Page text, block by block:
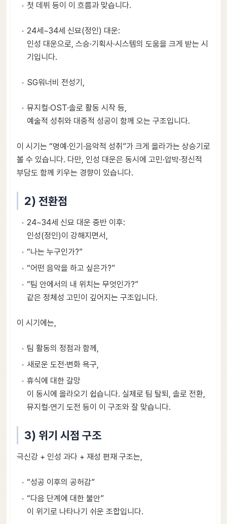
첫 데뷔 등이 이 흐름과 맞습니다.
24세~34세 신묘(정인) 대운:
인성 대운으로, 스승·기획사·시스템의 도움을 크게 받는 시
기입니다.
SG워너비 전성기,
뮤지컬·OST·솔로 활동 시작 등,
예술적 성취와 대중적 성공이 함께 오는 구조입니다.
이 시기는 “명예·인기·음악적 성취”가 크게 올라가는 상승기로
볼 수 있습니다. 다만, 인성 대운은 동시에 고민·압박·정신적
부담도 함께 키우는 경향이 있습니다.
2) 전환점
24~34세 신묘 대운 중반 이후:
인성(정인)이 강해지면서,
“나는 누구인가?”
“어떤 음악을 하고 싶은가?”
“팀 안에서의 내 위치는 무엇인가?”
같은 정체성 고민이 깊어지는 구조입니다.
이 시기에는,
팀 활동의 정점과 함께,
새로운 도전·변화 욕구,
휴식에 대한 갈망
이 동시에 올라오기 쉽습니다. 실제로 팀 탈퇴, 솔로 전환,
뮤지컬·연기 도전 등이 이 구조와 잘 맞습니다.
3) 위기 시점 구조
극신강 + 인성 과다 + 재성 편재 구조는,
“성공 이후의 공허감”
“다음 단계에 대한 불안”
이 위기로 나타나기 쉬운 조합입니다.